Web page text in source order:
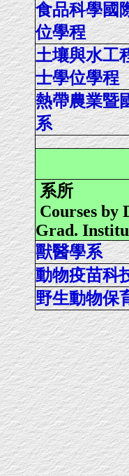
食品科學國
位學程
土壤與水工
士學位學程
熱帶農業暨
系
系所
Courses by
Grad.
獸醫學系
動物疫苗科
野生動物保